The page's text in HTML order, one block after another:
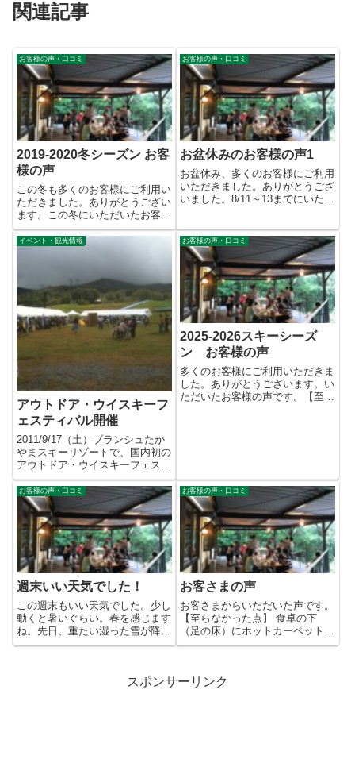
関連記事
お客様の声・口コミ
2019-2020冬シーズン お客
様の声
この冬も多くのお客様にご利用い
ただきました。ありがとうござい
ます。この冬にいただいたお客様
の声です。【至らなかった点】
...
お客様の声・口コミ
お盆休みのお客様の声1
お盆休み、多くのお客様にご利用
いただきました。ありがとうござ
いました。8/11～13までにいただ
イベント・観光情報
アウトドア・ウイスキーフ
ェスティバル開催
2011/9/17（土）ブランシュたか
やまスキーリゾートで、国内初の
アウトドア・ウイスキーフェステ
ィバル が行われまし...
お客様の声・口コミ
2025-2026スキーシーズ
ン お客様の声
多くのお客様にご利用いただきま
した。ありがとうございます。い
ただいたお客様の声です。【至ら
お客様の声・口コミ
週末いい天気でした！
この週末もいい天気でした。少し
動くと暑いぐらい。春を感じます
ね。先日、重たい湿った雪が降り
ましたが、ゲレンデはまだまだ
お客様の声・口コミ
お客さまの声
お客さまからいただいた声です。
【至らなかった点】 食卓の下
（足の床）にホットカーペットを
入れるとよりいっそう良いのでは
スポンサーリンク